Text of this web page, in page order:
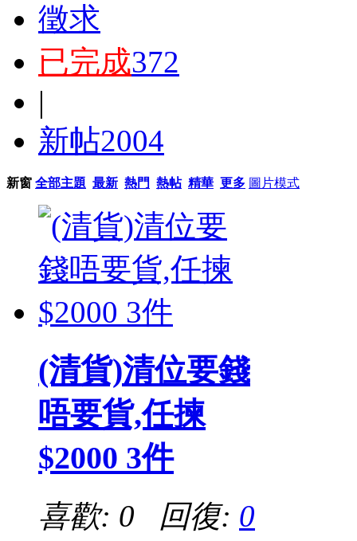
徵求
已完成372
|
新帖2004
新窗 全部主題 最新 熱門 熱帖 精華 更多 圖片模式
(清貨)清位要錢
唔要貨,任揀
$2000 3件
喜歡: 0 回復: 0